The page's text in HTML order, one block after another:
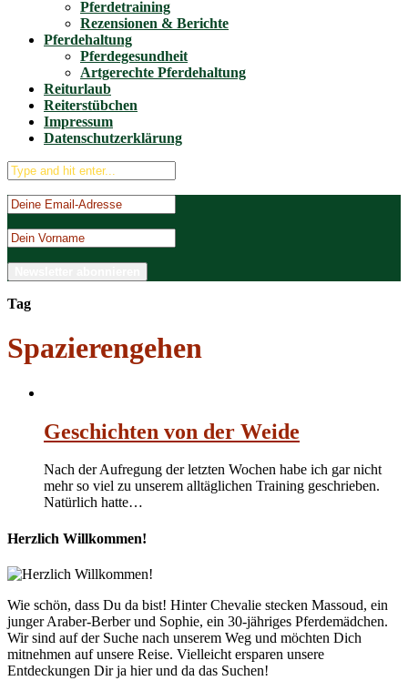
Pferdetraining
Rezensionen & Berichte
Pferdehaltung
Pferdegesundheit
Artgerechte Pferdehaltung
Reiturlaub
Reiterstübchen
Impressum
Datenschutzerklärung
Tag
Spazierengehen
Geschichten von der Weide
Nach der Aufregung der letzten Wochen habe ich gar nicht
mehr so viel zu unserem alltäglichen Training geschrieben.
Natürlich hatte…
Herzlich Willkommen!
Wie schön, dass Du da bist! Hinter Chevalie stecken Massoud, ein
junger Araber-Berber und Sophie, ein 30-jähriges Pferdemädchen.
Wir sind auf der Suche nach unserem Weg und möchten Dich
mitnehmen auf unsere Reise. Vielleicht ersparen unsere
Entdeckungen Dir ja hier und da das Suchen!